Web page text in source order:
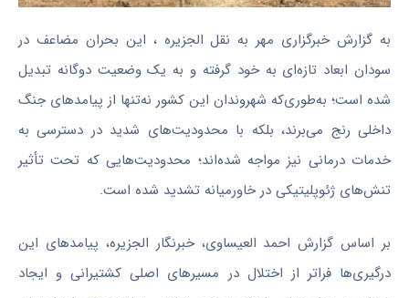
به گزارش خبرگزاری مهر به نقل الجزیره ، این بحران مضاعف در
سودان ابعاد تازه‌ای به خود گرفته و به یک وضعیت دوگانه تبدیل
شده است؛ به‌طوری‌که شهروندان این کشور نه‌تنها از پیامدهای جنگ
داخلی رنج می‌برند، بلکه با محدودیت‌های شدید در دسترسی به
خدمات درمانی نیز مواجه شده‌اند؛ محدودیت‌هایی که تحت تأثیر
تنش‌های ژئوپلیتیکی در خاورمیانه تشدید شده است.
بر اساس گزارش احمد العیساوی، خبرنگار الجزیره، پیامدهای این
درگیری‌ها فراتر از اختلال در مسیرهای اصلی کشتیرانی و ایجاد